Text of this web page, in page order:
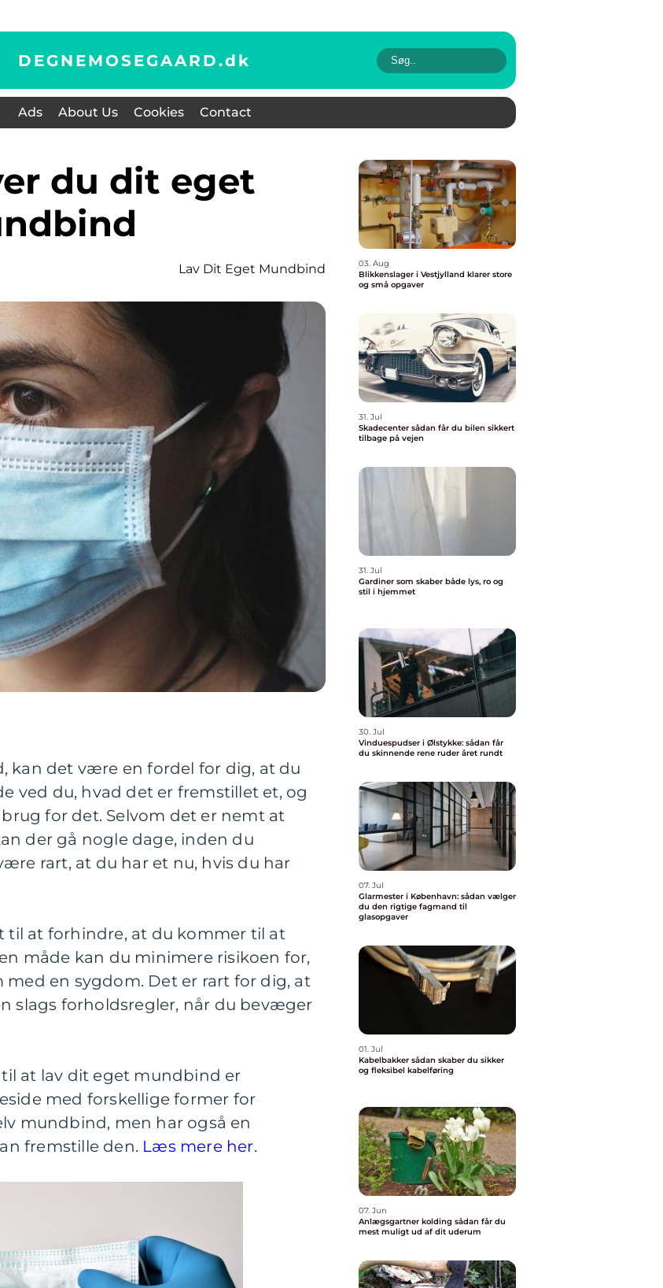
DEGNEMOSEGAARD.dk
Ads About Us Cookies Contact
Lav Dit Eget Mundbind
kan det være en fordel for dig, at du
ved du, hvad det er fremstillet et, og
for det. Selvom det er nemt at
der gå nogle dage, inden du
rart, at du har et nu, hvis du har
at forhindre, at du kommer til at
måde kan du minimere risikoen for,
en sygdom. Det er rart for dig, at
slags forholdsregler, når du bevæger
at lav dit eget mundbind er
med forskellige former for
mundbind, men har også en
fremstille den. Læs mere her.
03. Aug
Blikkenslager i Vestjylland klarer store
og små opgaver
31. Jul
Skadecenter sådan får du bilen sikkert
tilbage på vejen
31. Jul
Gardiner som skaber både lys, ro og
stil i hjemmet
30. Jul
Vinduespudser i Ølstykke: sådan får
du skinnende rene ruder året rundt
07. Jul
Glarmester i København: sådan vælger
du den rigtige fagmand til
glasopgaver
01. Jul
Kabelbakker sådan skaber du sikker
og fleksibel kabelføring
07. Jun
Anlægsgartner kolding sådan får du
mest muligt ud af dit uderum